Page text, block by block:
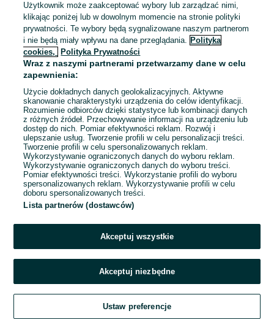
To ogłoszenie nie jest już dostępne
Przejdź na stronę główną
Użytkownik może zaakceptować wybory lub zarządzać nimi,
klikając poniżej lub w dowolnym momencie na stronie polityki
prywatności. Te wybory będą sygnalizowane naszym partnerom
i nie będą miały wpływu na dane przeglądania. Polityka
cookies,
Polityka Prywatności
Wraz z naszymi partnerami przetwarzamy dane w celu
zapewnienia:
Użycie dokładnych danych geolokalizacyjnych. Aktywne
skanowanie charakterystyki urządzenia do celów identyfikacji.
Rozumienie odbiorców dzięki statystyce lub kombinacji danych
z różnych źródeł. Przechowywanie informacji na urządzeniu lub
dostęp do nich. Pomiar efektywności reklam. Rozwój i
ulepszanie usług. Tworzenie profili w celu personalizacji treści.
Tworzenie profili w celu spersonalizowanych reklam.
Wykorzystywanie ograniczonych danych do wyboru reklam.
Wykorzystywanie ograniczonych danych do wyboru treści.
Pomiar efektywności treści. Wykorzystanie profili do wyboru
spersonalizowanych reklam. Wykorzystywanie profili w celu
doboru spersonalizowanych treści.
Lista partnerów (dostawców)
Akceptuj wszystkie
Akceptuj niezbędne
Ustaw preferencje